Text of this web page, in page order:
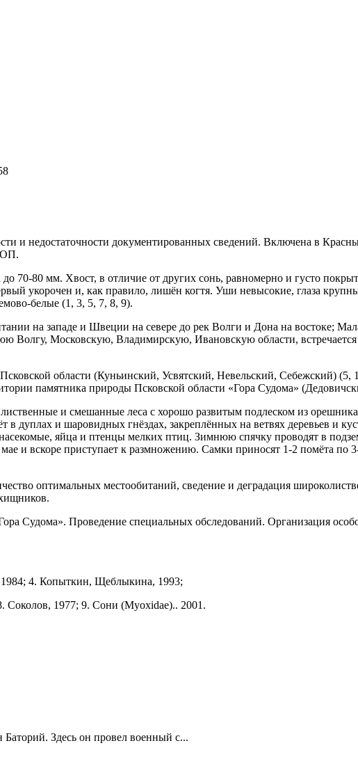
и недостаточности документированных сведений. Включена в
70-80 мм. Хвост, в отличие от других сонь, равномерно и густо
уко­рочен и, как правило, лишён когтя. Уши невысокие, глаза
белые (1, 3, 5, 7, 8, 9).
на западе и Швеции на севере до рек Волги и Дона на востоке;
Волгу, Москов­скую, Владимирскую, Ивановскую области,
области (Куньинский, Усвятский, Невельский, Себежский) (5,
памятника природы Псковской области «Гора Судома»
и смешанные леса с хорошо развитым подлеском из
дуплах и шаровидных гнёздах, закреплённых на ветвях дере­вьев и
яйца и птенцы мелких птиц. Зимнюю спячку проводят в
и вскоре приступает к размножению. Самки приносят 1-2 помёта по
оптимальных местообитаний, сведение и деградация
Судома». Проведение специальных обследований. Организация
1984; 4. Копыткин, Щеблыкина, 1993;
Соколов, 1977; 9. Сони (Myoxidae).. 2001.
Здесь он провел военный с...